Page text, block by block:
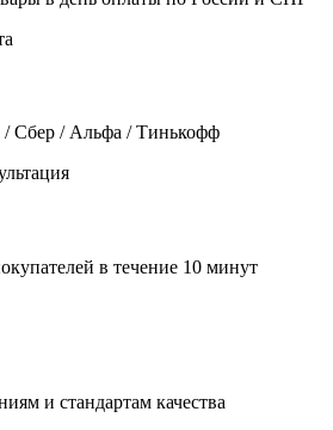
Сбер / Альфа / Тинькофф
в течение 10 минут
и стандартам качества